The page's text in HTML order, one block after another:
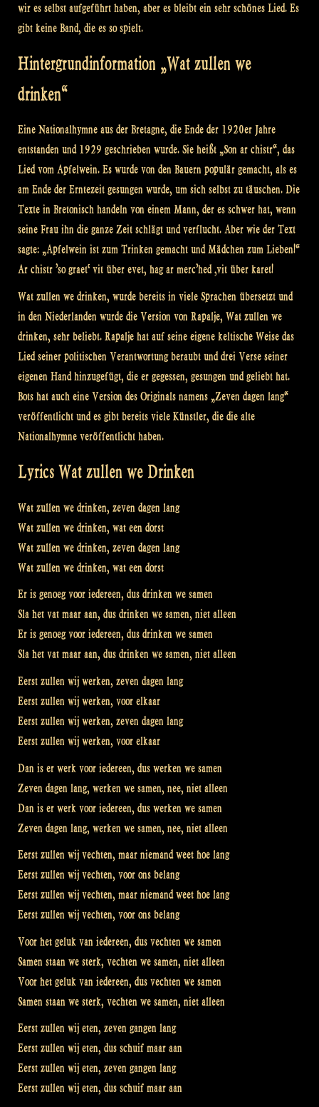
wir es selbst aufgeführt haben, aber es bleibt ein sehr schönes Lied. Es
gibt keine Band, die es so spielt.
Hintergrundinformation „Wat zullen we
drinken“
Eine Nationalhymne aus der Bretagne, die Ende der 1920er Jahre
entstanden und 1929 geschrieben wurde. Sie heißt „Son ar chistr“, das
Lied vom Apfelwein. Es wurde von den Bauern populär gemacht, als es
am Ende der Erntezeit gesungen wurde, um sich selbst zu täuschen. Die
Texte in Bretonisch handeln von einem Mann, der es schwer hat, wenn
seine Frau ihn die ganze Zeit schlägt und verflucht. Aber wie der Text
sagte: „Apfelwein ist zum Trinken gemacht und Mädchen zum Lieben!“
Ar chistr ’so graet‘ vit über evet, hag ar merc’hed ‚vit über karet!
Wat zullen we drinken, wurde bereits in viele Sprachen übersetzt und
in den Niederlanden wurde die Version von Rapalje, Wat zullen we
drinken, sehr beliebt. Rapalje hat auf seine eigene keltische Weise das
Lied seiner politischen Verantwortung beraubt und drei Verse seiner
eigenen Hand hinzugefügt, die er gegessen, gesungen und geliebt hat.
Bots hat auch eine Version des Originals namens „Zeven dagen lang“
veröffentlicht und es gibt bereits viele Künstler, die die alte
Nationalhymne veröffentlicht haben.
Lyrics Wat zullen we Drinken
Wat zullen we drinken, zeven dagen lang
Wat zullen we drinken, wat een dorst
Wat zullen we drinken, zeven dagen lang
Wat zullen we drinken, wat een dorst
Er is genoeg voor iedereen, dus drinken we samen
Sla het vat maar aan, dus drinken we samen, niet alleen
Er is genoeg voor iedereen, dus drinken we samen
Sla het vat maar aan, dus drinken we samen, niet alleen
Eerst zullen wij werken, zeven dagen lang
Eerst zullen wij werken, voor elkaar
Eerst zullen wij werken, zeven dagen lang
Eerst zullen wij werken, voor elkaar
Dan is er werk voor iedereen, dus werken we samen
Zeven dagen lang, werken we samen, nee, niet alleen
Dan is er werk voor iedereen, dus werken we samen
Zeven dagen lang, werken we samen, nee, niet alleen
Eerst zullen wij vechten, maar niemand weet hoe lang
Eerst zullen wij vechten, voor ons belang
Eerst zullen wij vechten, maar niemand weet hoe lang
Eerst zullen wij vechten, voor ons belang
Voor het geluk van iedereen, dus vechten we samen
Samen staan we sterk, vechten we samen, niet alleen
Voor het geluk van iedereen, dus vechten we samen
Samen staan we sterk, vechten we samen, niet alleen
Eerst zullen wij eten, zeven gangen lang
Eerst zullen wij eten, dus schuif maar aan
Eerst zullen wij eten, zeven gangen lang
Eerst zullen wij eten, dus schuif maar aan